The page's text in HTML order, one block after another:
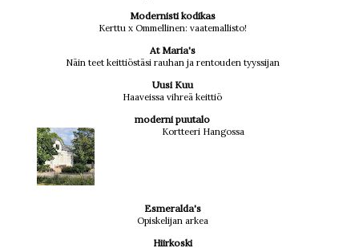
Modernisti kodikas
Kerttu x Ommellinen: vaatemallisto!
At Maria's
Näin teet keittiöstäsi rauhan ja rentouden tyyssijan
Uusi Kuu
Haaveissa vihreä keittiö
moderni puutalo
Kortteeri Hangossa
Esmeralda's
Opiskelijan arkea
Hiirkoski